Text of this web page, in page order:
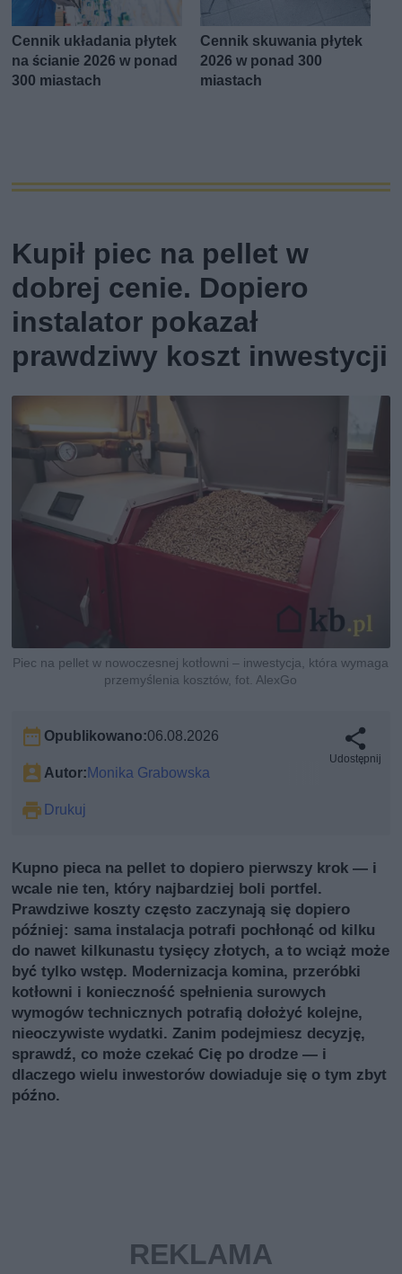
Cennik układania płytek
na ścianie 2026 w ponad
300 miastach
Cennik skuwania płytek
2026 w ponad 300
miastach
Kupił piec na pellet w
dobrej cenie. Dopiero
instalator pokazał
prawdziwy koszt inwestycji
Piec na pellet w nowoczesnej kotłowni – inwestycja, która wymaga
przemyślenia kosztów, fot. AlexGo
Opublikowano:06.08.2026
Autor:Monika Grabowska
Drukuj
Udostępnij
Kupno pieca na pellet to dopiero pierwszy krok — i
wcale nie ten, który najbardziej boli portfel.
Prawdziwe koszty często zaczynają się dopiero
później: sama instalacja potrafi pochłonąć od kilku
do nawet kilkunastu tysięcy złotych, a to wciąż może
być tylko wstęp. Modernizacja komina, przeróbki
kotłowni i konieczność spełnienia surowych
wymogów technicznych potrafią dołożyć kolejne,
nieoczywiste wydatki. Zanim podejmiesz decyzję,
sprawdź, co może czekać Cię po drodze — i
dlaczego wielu inwestorów dowiaduje się o tym zbyt
późno.